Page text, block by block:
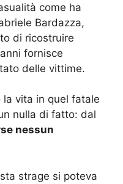
come ha
Bardazza,
di ricostruire
fornisce
delle vittime.
la vita in quel fatale
nulla di fatto: dal
nessun
strage si poteva